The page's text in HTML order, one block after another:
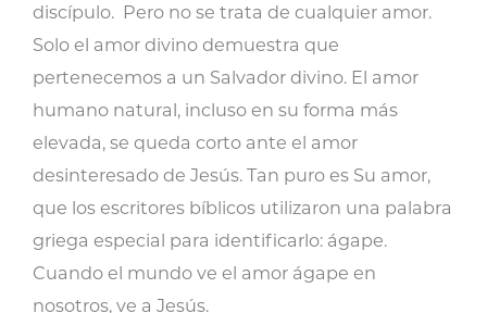
discípulo. Pero no se trata de cualquier amor.
Solo el amor divino demuestra que
pertenecemos a un Salvador divino. El amor
humano natural, incluso en su forma más
elevada, se queda corto ante el amor
desinteresado de Jesús. Tan puro es Su amor,
que los escritores bíblicos utilizaron una palabra
griega especial para identificarlo: ágape.
Cuando el mundo ve el amor ágape en
nosotros, ve a Jesús.